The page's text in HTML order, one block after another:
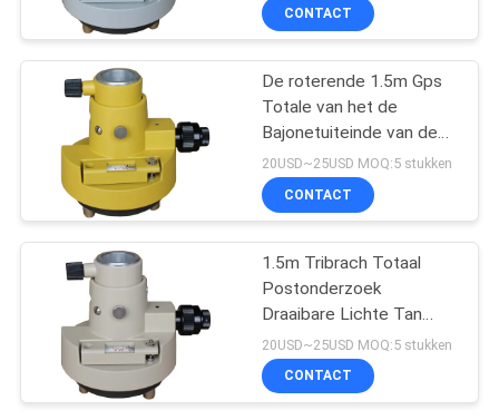
CONTACT
De roterende 1.5m Gps
Totale van het de
Bajonetuiteinde van de
Postreflector Drager van
Tribrach
20USD~25USD MOQ:5 stukken
CONTACT
1.5m Tribrach Totaal
Postonderzoek
Draaibare Lichte Tan
Carrier Adaptor Bayonet
Tip
20USD~25USD MOQ:5 stukken
CONTACT